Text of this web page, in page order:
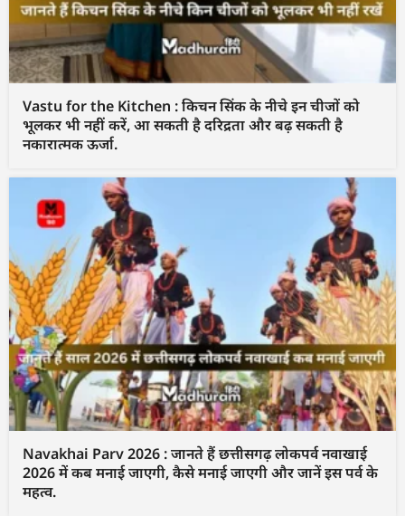
Vastu for the Kitchen : किचन सिंक के नीचे इन चीजों को
भूलकर भी नहीं करें, आ सकती है दरिद्रता और बढ़ सकती है
नकारात्मक ऊर्जा.
Navakhai Parv 2026 : जानते हैं छत्तीसगढ़ लोकपर्व नवाखाई
2026 में कब मनाई जाएगी, कैसे मनाई जाएगी और जानें इस पर्व के
महत्व.